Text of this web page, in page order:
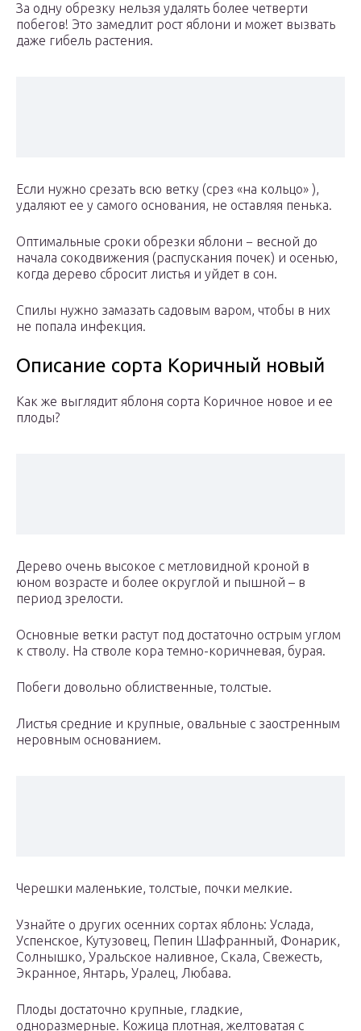
За одну обрезку нельзя удалять более четверти
побегов! Это замедлит рост яблони и может вызвать
даже гибель растения.
Если нужно срезать всю ветку (срез «на кольцо» ),
удаляют ее у самого основания, не оставляя пенька.
Оптимальные сроки обрезки яблони − весной до
начала сокодвижения (распускания почек) и осенью,
когда дерево сбросит листья и уйдет в сон.
Спилы нужно замазать садовым варом, чтобы в них
не попала инфекция.
Описание сорта Коричный новый
Как же выглядит яблоня сорта Коричное новое и ее
плоды?
Дерево очень высокое с метловидной кроной в
юном возрасте и более округлой и пышной – в
период зрелости.
Основные ветки растут под достаточно острым углом
к стволу. На стволе кора темно-коричневая, бурая.
Побеги довольно облиственные, толстые.
Листья средние и крупные, овальные с заостренным
неровным основанием.
Черешки маленькие, толстые, почки мелкие.
Узнайте о других осенних сортах яблонь: Услада,
Успенское, Кутузовец, Пепин Шафранный, Фонарик,
Солнышко, Уральское наливное, Скала, Свежесть,
Экранное, Янтарь, Уралец, Любава.
Плоды достаточно крупные, гладкие,
одноразмерные. Кожица плотная, желтоватая с